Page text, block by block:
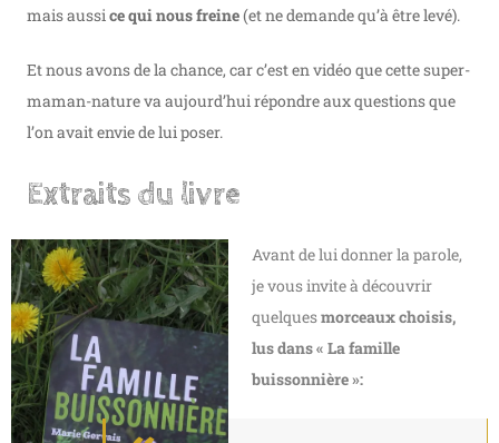
mais aussice qui nous freine(et ne demande qu’à être levé).
Et nous avons de la chance, car c’est en vidéo que cette super-
maman-nature va aujourd’hui répondre aux questions que
l’on avait envie de lui poser.
Extraits du livre
Avant de lui donner la parole,
je vous invite à découvrir
quelquesmorceaux choisis,
lus dans « La famille
buissonnière »: